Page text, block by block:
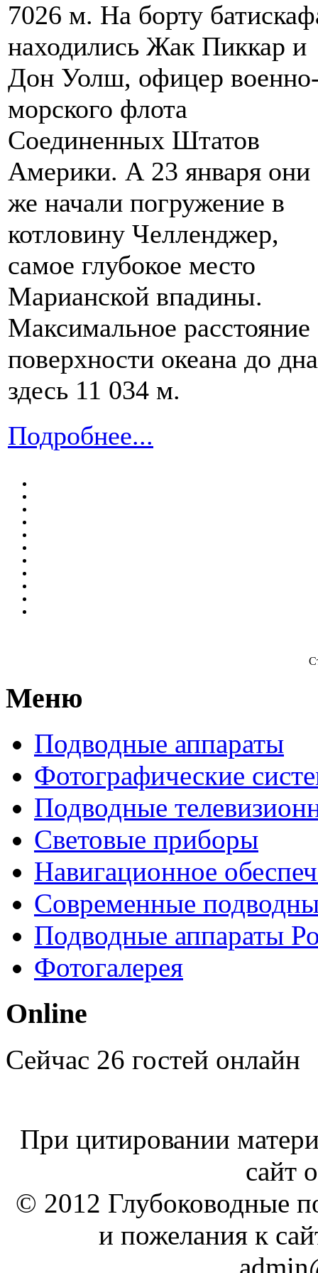
7026 м. На борту
находились Жак Пиккар и
Дон Уолш, офицер
морского флота
Соединенных Штатов
Америки. А 23 января они
же начали погружение в
котловину Челленджер,
самое глубокое место
Марианской впадины.
Максимальное расстояние
поверхности океана до дна
здесь 11 034 м.
Подробнее...
Меню
Подводные аппараты
Фотографические
Подводные
Световые приборы
Навигационное
Современные
Подводные аппараты
Фотогалерея
Online
Сейчас 26 гостей онлайн
При цитировании
сайт
© 2012 Глубоководные
и пожелания к